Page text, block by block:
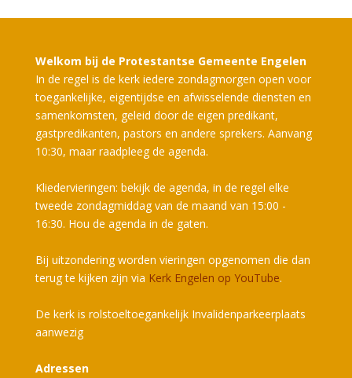
Welkom bij de Protestantse Gemeente Engelen
In de regel is de kerk iedere zondagmorgen open voor
toegankelijke, eigentijdse en afwisselende diensten en
samenkomsten, geleid door de eigen predikant,
gastpredikanten, pastors en andere sprekers. Aanvang
10:30, maar raadpleeg de agenda.
Kliedervieringen: bekijk de agenda, in de regel elke
tweede zondagmiddag van de maand van 15:00 -
16:30. Hou de agenda in de gaten.
Bij uitzondering worden vieringen opgenomen die dan
terug te kijken zijn via Kerk Engelen op YouTube.
De kerk is rolstoeltoegankelijk Invalidenparkeerplaats
aanwezig
Adressen